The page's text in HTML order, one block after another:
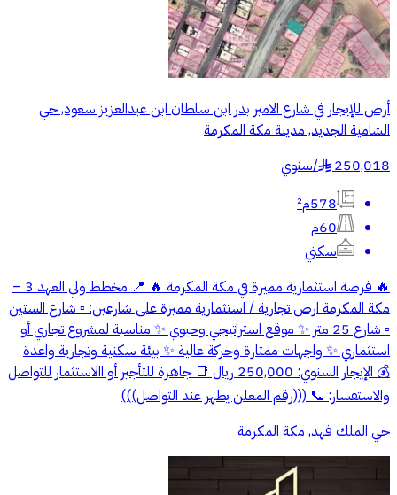
أرض للإيجار في شارع الامير بدر ابن سلطان ابن عبدالعزيز سعود, حي
الشامية الجديد, مدينة مكة المكرمة
250,018
§
/سنوي
578م²
60م
سكني
🔥 فرصة استثمارية مميزة في مكة المكرمة 🔥 📍 مخطط ولي العهد 3 –
مكة المكرمة ارض تجارية / استثمارية مميزة على شارعين: ▫️ شارع الستين
▫️ شارع 25 متر ✨ موقع استراتيجي وحيوي ✨ مناسبة لمشروع تجاري أو
استثماري ✨ واجهات ممتازة وحركة عالية ✨ بيئة سكنية وتجارية واعدة
💰 الإيجار السنوي: 250,000 ريال 📑 جاهزة للتأجير أو االاستثمار للتواصل
والاستفسار: 📞 (((رقم المعلن يظهر عند التواصل)))
حي الملك فهد, مكة المكرمة